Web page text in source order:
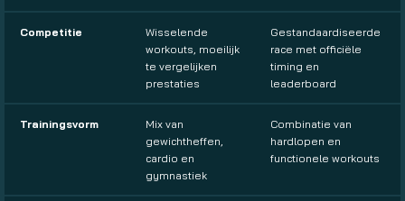
Competitie
Wisselende
workouts, moeilijk
te vergelijken
prestaties
Gestandaardiseerde
race met officiële
timing en
leaderboard
Trainingsvorm
Mix van
gewichtheffen,
cardio en
gymnastiek
Combinatie van
hardlopen en
functionele workouts